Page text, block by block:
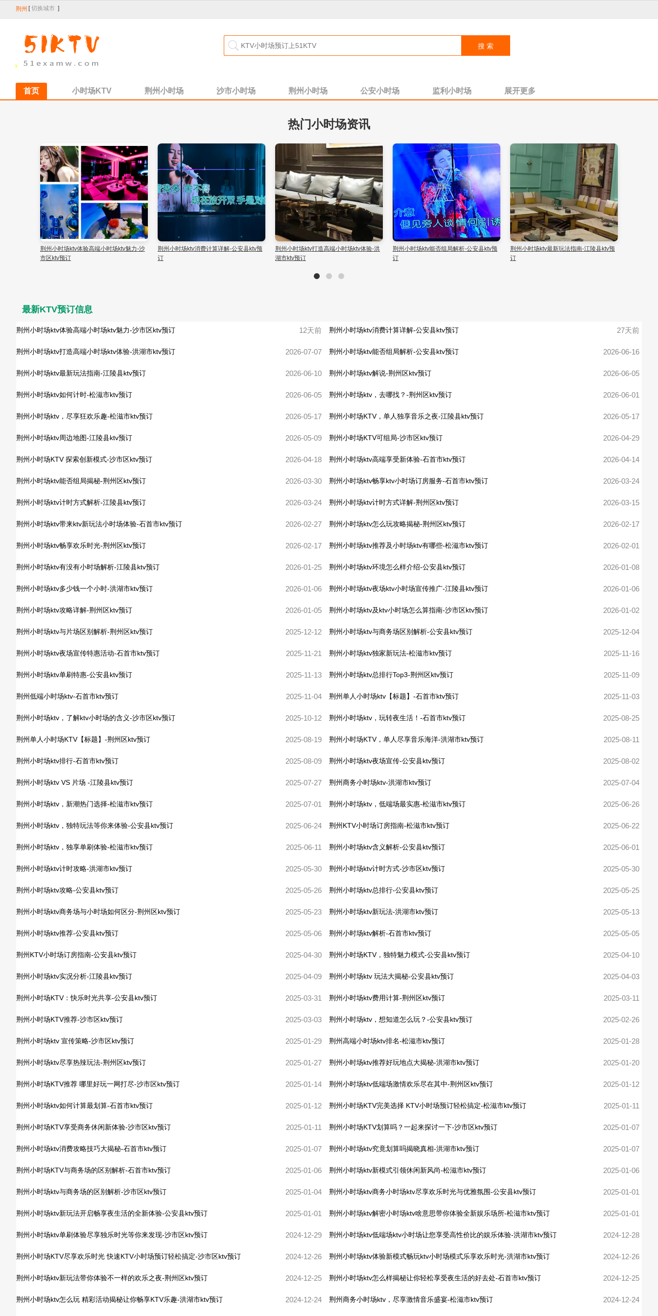
荆州 [切换城市 ]
首页 小时场KTV 荆州小时场 沙市小时场 荆州小时场 公安小时场 监利小时场 展开更多
热门小时场资讯
否组局解析-公安县ktv预
荆州小时场ktv最新玩法指南-江陵县ktv预
荆州小时场ktv解说-荆州区ktv预订 荆州小时场ktv如何计时-松滋市ktv预订 荆州小时场ktv，去哪找？-荆州区ktv预订
荆州小时场ktv，尽享狂欢乐趣-松滋市ktv
最新KTV预订信息
荆州小时场ktv体验高端小时场ktv魅力-沙市区ktv预订 12天前 荆州小时场ktv消费计算详解-公安县ktv预订 27天前
荆州小时场ktv打造高端小时场ktv体验-洪湖市ktv预订 2026-07-07 荆州小时场ktv能否组局解析-公安县ktv预订 2026-06-16
荆州小时场ktv最新玩法指南-江陵县ktv预订 2026-06-10 荆州小时场ktv解说-荆州区ktv预订 2026-06-05
荆州小时场ktv如何计时-松滋市ktv预订 2026-06-05 荆州小时场ktv，去哪找？-荆州区ktv预订 2026-06-01
荆州小时场ktv，尽享狂欢乐趣-松滋市ktv预订 2026-05-17 荆州小时场KTV，单人独享音乐之夜-江陵县ktv预订 2026-05-17
荆州小时场ktv周边地图-江陵县ktv预订 2026-05-09 荆州小时场KTV可组局-沙市区ktv预订 2026-04-29
荆州小时场KTV 探索创新模式-沙市区ktv预订 2026-04-18 荆州小时场ktv高端享受新体验-石首市ktv预订 2026-04-14
荆州小时场ktv能否组局揭秘-荆州区ktv预订 2026-03-30 荆州小时场ktv畅享ktv小时场订房服务-石首市ktv预订 2026-03-24
荆州小时场ktv计时方式解析-江陵县ktv预订 2026-03-24 荆州小时场ktv计时方式详解-荆州区ktv预订 2026-03-15
荆州小时场ktv带来ktv新玩法小时场体验-石首市ktv预订 2026-02-27 荆州小时场ktv怎么玩攻略揭秘-荆州区ktv预订 2026-02-17
荆州小时场ktv畅享欢乐时光-荆州区ktv预订 2026-02-17 荆州小时场ktv推荐及小时场ktv有哪些-松滋市ktv预订 2026-02-01
荆州小时场ktv有没有小时场解析-江陵县ktv预订 2026-01-25 荆州小时场ktv环境怎么样介绍-公安县ktv预订 2026-01-08
荆州小时场ktv多少钱一个小时-洪湖市ktv预订 2026-01-06 荆州小时场ktv夜场ktv小时场宣传推广-江陵县ktv预订 2026-01-06
荆州小时场ktv攻略详解-荆州区ktv预订 2026-01-05 荆州小时场ktv及ktv小时场怎么算指南-沙市区ktv预订 2026-01-02
荆州小时场ktv与片场区别解析-荆州区ktv预订 2025-12-12 荆州小时场ktv与商务场区别解析-公安县ktv预订 2025-12-04
荆州小时场ktv夜场宣传特惠活动-石首市ktv预订 2025-11-21 荆州小时场ktv独家新玩法-松滋市ktv预订 2025-11-16
荆州小时场ktv单刷特惠-公安县ktv预订 2025-11-13 荆州小时场ktv总排行Top3-荆州区ktv预订 2025-11-09
荆州低端小时场ktv-石首市ktv预订 2025-11-04 荆州单人小时场ktv【标题】-石首市ktv预订 2025-11-03
荆州小时场ktv，了解ktv小时场的含义-沙市区ktv预订 2025-10-12 荆州小时场ktv，玩转夜生活！-石首市ktv预订 2025-08-25
荆州单人小时场KTV【标题】-荆州区ktv预订 2025-08-19 荆州小时场KTV，单人尽享音乐海洋-洪湖市ktv预订 2025-08-11
荆州小时场ktv排行-石首市ktv预订 2025-08-09 荆州小时场ktv夜场宣传-公安县ktv预订 2025-08-02
荆州小时场ktv VS 片场 -江陵县ktv预订 2025-07-27 荆州商务小时场ktv-洪湖市ktv预订 2025-07-04
荆州小时场ktv，新潮热门选择-松滋市ktv预订 2025-07-01 荆州小时场ktv，低端场最实惠-松滋市ktv预订 2025-06-26
荆州小时场ktv，独特玩法等你来体验-公安县ktv预订 2025-06-24 荆州KTV小时场订房指南-松滋市ktv预订 2025-06-22
荆州小时场ktv，独享单刷体验-松滋市ktv预订 2025-06-11 荆州小时场ktv含义解析-公安县ktv预订 2025-06-01
荆州小时场ktv计时攻略-洪湖市ktv预订 2025-05-30 荆州小时场ktv计时方式-沙市区ktv预订 2025-05-30
荆州小时场ktv攻略-公安县ktv预订 2025-05-26 荆州小时场ktv总排行-公安县ktv预订 2025-05-25
荆州小时场ktv商务场与小时场如何区分-荆州区ktv预订 2025-05-23 荆州小时场ktv新玩法-洪湖市ktv预订 2025-05-13
荆州小时场ktv推荐-公安县ktv预订 2025-05-06 荆州小时场ktv解析-石首市ktv预订 2025-05-05
荆州KTV小时场订房指南-公安县ktv预订 2025-04-30 荆州小时场KTV，独特魅力模式-公安县ktv预订 2025-04-10
荆州小时场ktv实况分析-江陵县ktv预订 2025-04-09 荆州小时场ktv 玩法大揭秘-公安县ktv预订 2025-04-03
荆州小时场KTV：快乐时光共享-公安县ktv预订 2025-03-31 荆州小时场ktv费用计算-荆州区ktv预订 2025-03-11
荆州小时场KTV推荐-沙市区ktv预订 2025-03-03 荆州小时场ktv，想知道怎么玩？-公安县ktv预订 2025-02-26
荆州小时场ktv 宣传策略-沙市区ktv预订 2025-01-29 荆州高端小时场ktv排名-松滋市ktv预订 2025-01-28
荆州小时场ktv尽享热辣玩法-荆州区ktv预订 2025-01-27 荆州小时场ktv推荐好玩地点大揭秘-洪湖市ktv预订 2025-01-20
荆州小时场KTV推荐 哪里好玩一网打尽-沙市区ktv预订 2025-01-14 荆州小时场ktv低端场激情欢乐尽在其中-荆州区ktv预订 2025-01-12
荆州小时场ktv如何计算最划算-石首市ktv预订 2025-01-12 荆州小时场KTV完美选择 KTV小时场预订轻松搞定-松滋市ktv预订 2025-01-11
荆州小时场KTV享受商务休闲新体验-沙市区ktv预订 2025-01-11 荆州小时场KTV划算吗？一起来探讨一下-沙市区ktv预订 2025-01-07
荆州小时场ktv消费攻略技巧大揭秘-石首市ktv预订 2025-01-07 荆州小时场ktv究竟划算吗揭晓真相-洪湖市ktv预订 2025-01-07
荆州小时场KTV与商务场的区别解析-石首市ktv预订 2025-01-06 荆州小时场ktv新模式引领休闲新风尚-松滋市ktv预订 2025-01-06
荆州小时场ktv与商务场的区别解析-沙市区ktv预订 2025-01-04 荆州小时场ktv商务小时场ktv尽享欢乐时光与优雅氛围-公安县ktv预订 2025-01-01
荆州小时场ktv新玩法开启畅享夜生活的全新体验-公安县ktv预订 2025-01-01 荆州小时场ktv解密小时场ktv啥意思带你体验全新娱乐场所-松滋市ktv预订 2025-01-01
荆州小时场ktv单刷体验尽享独乐时光等你来发现-沙市区ktv预订 2024-12-29 荆州小时场ktv低端场ktv小时场让您享受高性价比的娱乐体验-洪湖市ktv预订 2024-12-28
荆州小时场KTV尽享欢乐时光 快速KTV小时场预订轻松搞定-沙市区ktv预订 2024-12-26 荆州小时场ktv体验新模式畅玩ktv小时场模式乐享欢乐时光-洪湖市ktv预订 2024-12-26
荆州小时场ktv新玩法带你体验不一样的欢乐之夜-荆州区ktv预订 2024-12-25 荆州小时场ktv怎么样揭秘让你轻松享受夜生活的好去处-石首市ktv预订 2024-12-25
荆州小时场ktv怎么玩 精彩活动揭秘让你畅享KTV乐趣-洪湖市ktv预订 2024-12-24 荆州商务小时场ktv，尽享激情音乐盛宴-松滋市ktv预订 2024-12-24